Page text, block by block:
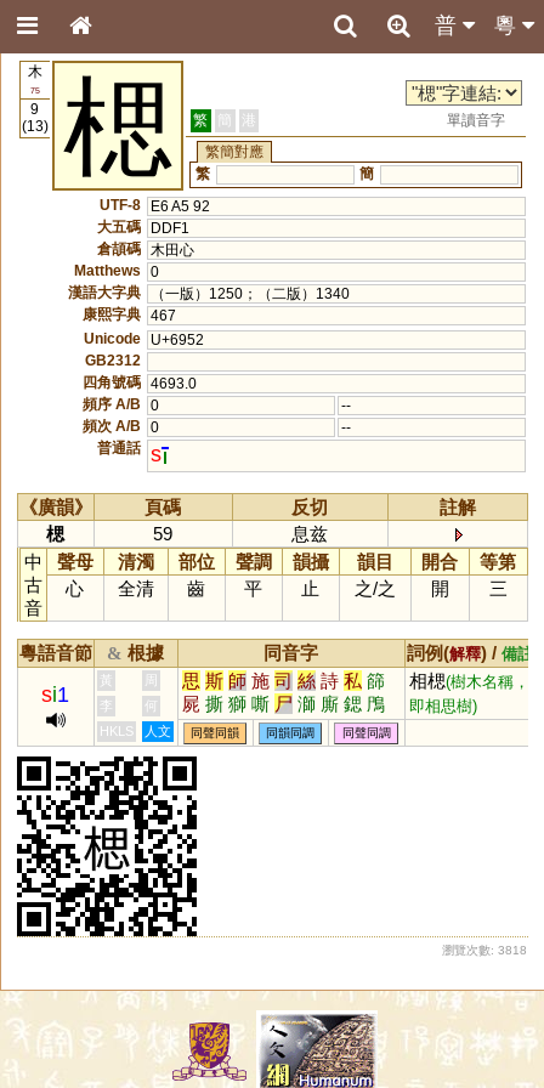
粵
普
木
75
9
(13)
楒 繁 簡 港
單讀音字
繁簡對應
繁
簡
UTF-8
E6 A5 92
大五碼
DDF1
倉頡碼
木田心
Matthews
0
漢語大字典
（一版）1250；（二版）1340
康熙字典 467
Unicode
U+6952
GB2312
四角號碼 4693.0
頻序 A/B
0
--
頻次 A/B
0
--
普通話 s
《廣韻》 頁碼 反切
註解
楒
59
息兹
中
古
音
聲母 清濁 部位 聲調 韻攝 韻目 開合
等第
心
全清 齒 平 止 之/之 開 三
粵語音節 & 根據 同音字 詞例(解釋) / 備註
si1
黃 周 思 斯 師 施 司 絲 詩 私 篩
屍 撕 獅 嘶 尸 溮 廝 鍶 鳲
蓍 颸 釃 澌 鉈 罳 鷥 絁 緦
鰤 𠱾 帀 恖 㕧 厶 𤔲 𠂤 褷 葹
邿
蜤
相楒(樹木名稱，
即相思樹)
李
何
HKLS
人文 同聲同韻 同韻同調 同聲同調
瀏覽次數: 3818